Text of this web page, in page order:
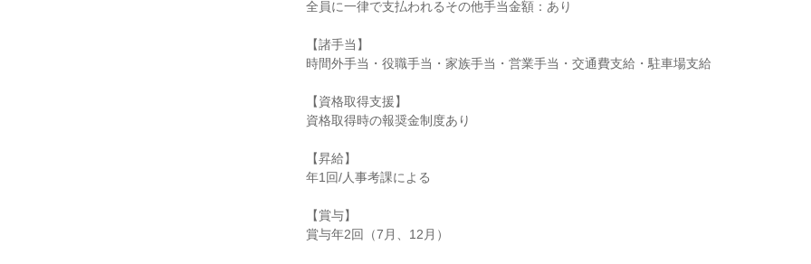
全員に一律で支払われるその他手当金額：あり
【諸手当】
時間外手当・役職手当・家族手当・営業手当・交通費支給・駐車場支給
【資格取得支援】
資格取得時の報奨金制度あり
【昇給】
年1回/人事考課による
【賞与】
賞与年2回（7月、12月）